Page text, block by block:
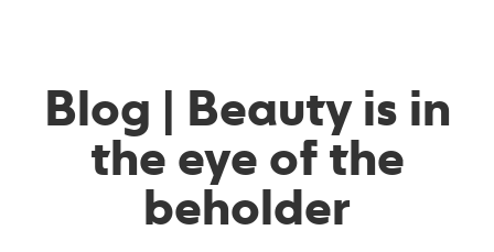
Blog | Beauty is in
the eye of the
beholder